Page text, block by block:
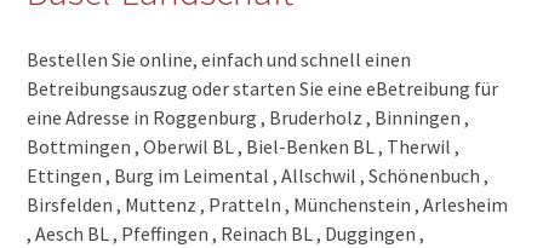
4102 Binningen
2814 Roggenburg
Bestellen Sie online, einfach und schnell einen
Betreibungsauszug oder starten Sie eine eBetreibung für
eine Adresse in Roggenburg , Bruderholz , Binningen ,
Bottmingen , Oberwil BL , Biel-Benken BL , Therwil ,
Ettingen , Burg im Leimental , Allschwil , Schönenbuch ,
Birsfelden , Muttenz , Pratteln , Münchenstein , Arlesheim
, Aesch BL , Pfeffingen , Reinach BL , Duggingen ,